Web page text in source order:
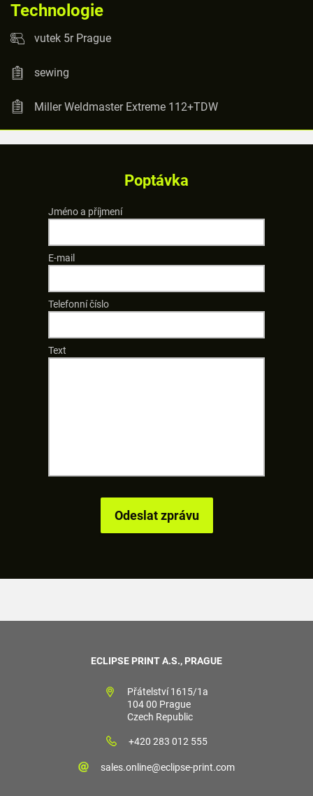
Technologie
vutek 5r Prague
sewing
Miller Weldmaster Extreme 112+TDW
Poptávka
Jméno a příjmení
E-mail
Telefonní číslo
Text
ECLIPSE PRINT A.S., PRAGUE
Přátelství 1615/1a
104 00 Prague
Czech Republic
+420 283 012 555
sales.online@eclipse-print.com